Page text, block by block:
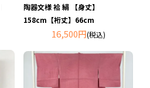
陶器文様 袷 絹 【身丈】
158cm【裄丈】66cm
16,500円(税込)